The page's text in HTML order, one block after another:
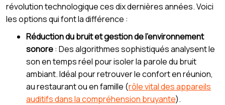
révolution technologique ces dix dernières années. Voici
les options qui font la différence :
Réduction du bruit et gestion de l’environnement
sonore: Des algorithmes sophistiqués analysent le
son en temps réel pour isoler la parole du bruit
ambiant. Idéal pour retrouver le confort en réunion,
au restaurant ou en famille (rôle vital des appareils
auditifs dans la compréhension bruyante).